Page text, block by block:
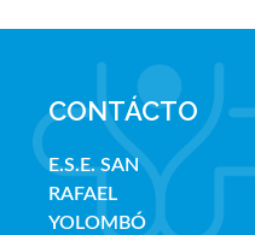
CONTÁCTO
E.S.E. SAN
RAFAEL
YOLOMBÓ